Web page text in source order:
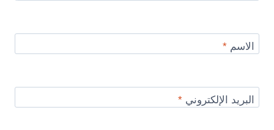
الاسم*
البريد الإلكتروني*